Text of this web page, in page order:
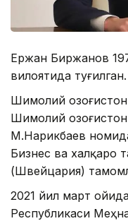
Ержан Биржанов
вилоятида туғилган.
Шимолий
Шимолий
М.Нарикбаев
Бизнес ва халқаро
(Швейцария)
2021 йил март
Республикаси